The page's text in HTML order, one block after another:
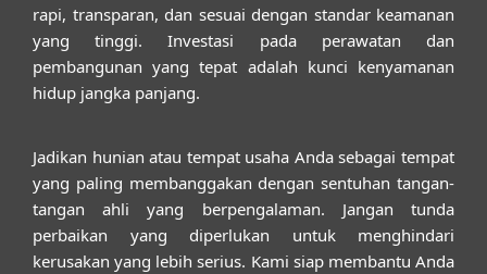
rapi, transparan, dan sesuai dengan standar keamanan
yang tinggi. Investasi pada perawatan dan
pembangunan yang tepat adalah kunci kenyamanan
hidup jangka panjang.
Jadikan hunian atau tempat usaha Anda sebagai tempat
yang paling membanggakan dengan sentuhan tangan-
tangan ahli yang berpengalaman. Jangan tunda
perbaikan yang diperlukan untuk menghindari
kerusakan yang lebih serius. Kami siap membantu Anda